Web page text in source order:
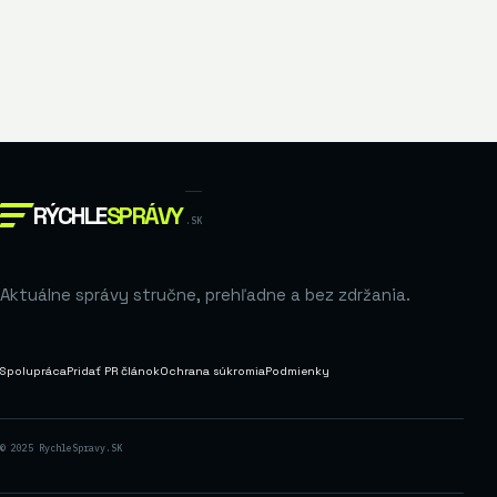
RÝCHLESPRÁVY .SK
Aktuálne správy stručne, prehľadne a bez zdržania.
SpoluprácaPridať PR článokOchrana súkromiaPodmienky
© 2025 RychleSpravy.SK